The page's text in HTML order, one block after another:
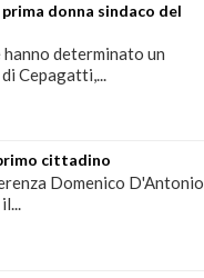
donna sindaco del
determinato un
Cepagatti,...
cittadino
Domenico D'Antonio